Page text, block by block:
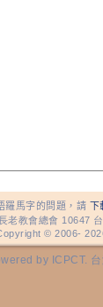
羅馬字的問題，請 下
老教會總會 10647
© 2006-
by ICPCT.